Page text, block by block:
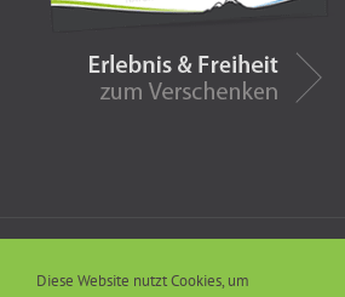
Geschäftsbedingungen
Diese Website nutzt Cookies, um